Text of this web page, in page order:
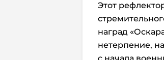
Этот
наград
нетерпение,